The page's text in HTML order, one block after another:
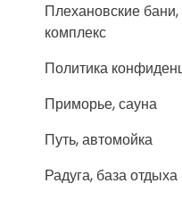
Плехановские
комплекс
Политика
Приморье, сауна
Путь, автомойка
Радуга, база отдыха